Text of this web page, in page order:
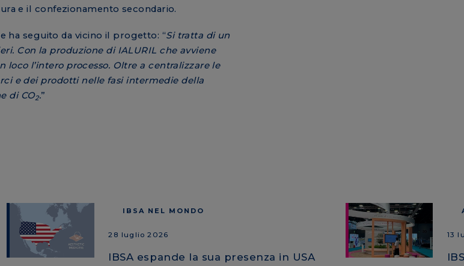
e il confezionamento secondario.
ha seguito da vicino il progetto: “Si tratta di un
Con la produzione di IALURIL che avviene
l’intero processo. Oltre a centralizzare le
e dei prodotti nelle fasi intermedie della
di CO2.”
IBSA NEL MONDO
28 luglio 2026
IBSA espande la sua presenza in USA
13